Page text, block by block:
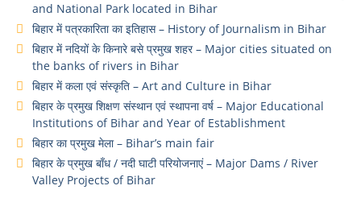
and National Park located in Bihar
बिहार में पत्रकारिता का इतिहास – History of Journalism in Bihar
बिहार में नदियों के किनारे बसे प्रमुख शहर – Major cities situated on
the banks of rivers in Bihar
बिहार में कला एवं संस्कृति – Art and Culture in Bihar
बिहार के प्रमुख शिक्षण संस्थान एवं स्थापना वर्ष – Major Educational
Institutions of Bihar and Year of Establishment
बिहार का प्रमुख मेला – Bihar’s main fair
बिहार के प्रमुख बाँध / नदी घाटी परियोजनाएं – Major Dams / River
Valley Projects of Bihar